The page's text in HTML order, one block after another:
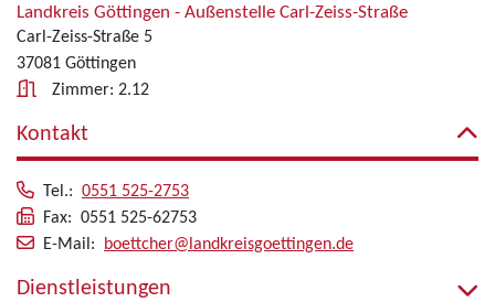
Landkreis Göttingen - Außenstelle Carl-Zeiss-Straße
Carl-Zeiss-Straße 5
37081 Göttingen
Zimmer: 2.12
Kontakt
Tel.: 0551 525-2753
Fax: 0551 525-62753
E-Mail:
boettcher@landkreisgoettingen.de
Dienstleistungen